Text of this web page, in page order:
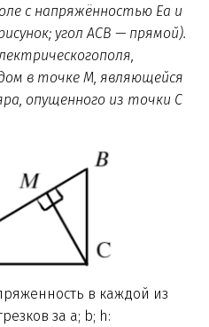
с напряжённостью Ea и
угол ACB — прямой).
в точке M, являющейся
опущенного из точки C
в каждой из
за a; b; h: